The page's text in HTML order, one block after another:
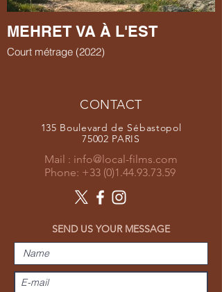
MEHRET VA À L'EST
Court métrage (2022)
CONTACT
135 Boulevard de Sébastopol
75002 PARIS
Mail : info@local-films.com
Phone: +33 (0)1.44.93.73.59
SEND US YOUR MESSAGE